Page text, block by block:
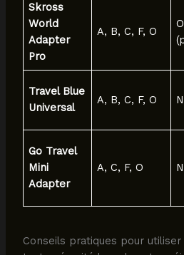
Skross
World
Adapter
Pro
A, B, C, F, O
Travel Blue
Universal
A, B, C, F, O
Go Travel
Mini
Adapter
A, C, F, O
Conseils pratiques pour